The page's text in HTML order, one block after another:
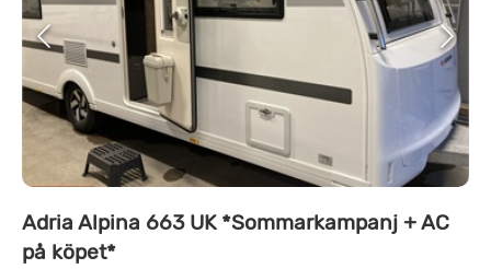
Adria Alpina 663 UK *Sommarkampanj + AC
på köpet*